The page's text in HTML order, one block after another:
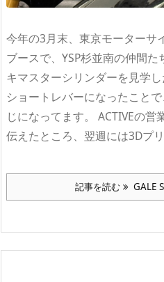
今年の3月末、東京モーターサ
ブースで、YSP杉並南の仲間た
キマスターシリンダーを見学
ショートレバーになったこと
じになってます。 ACTIVEの
伝えたところ、翌週には3Dプ
記事を読む GALE